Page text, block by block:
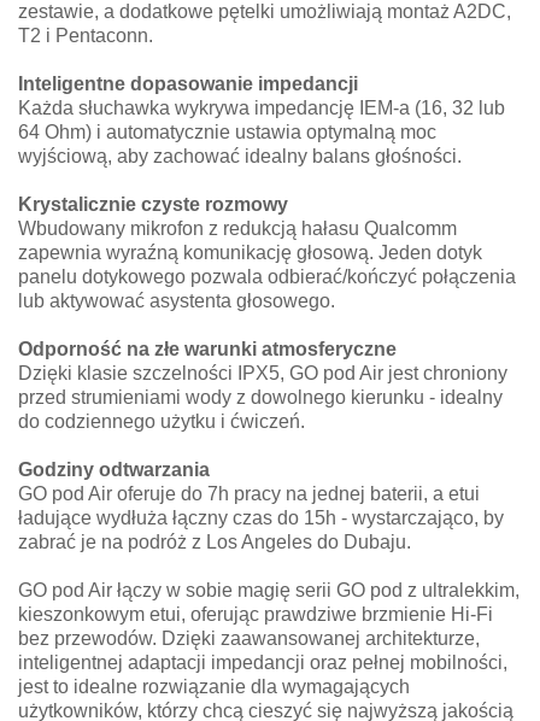
zestawie, a dodatkowe pętelki umożliwiają montaż A2DC,
T2 i Pentaconn.
Inteligentne dopasowanie impedancji
Każda słuchawka wykrywa impedancję IEM-a (16, 32 lub
64 Ohm) i automatycznie ustawia optymalną moc
wyjściową, aby zachować idealny balans głośności.
Krystalicznie czyste rozmowy
Wbudowany mikrofon z redukcją hałasu Qualcomm
zapewnia wyraźną komunikację głosową. Jeden dotyk
panelu dotykowego pozwala odbierać/kończyć połączenia
lub aktywować asystenta głosowego.
Odporność na złe warunki atmosferyczne
Dzięki klasie szczelności IPX5, GO pod Air jest chroniony
przed strumieniami wody z dowolnego kierunku - idealny
do codziennego użytku i ćwiczeń.
Godziny odtwarzania
GO pod Air oferuje do 7h pracy na jednej baterii, a etui
ładujące wydłuża łączny czas do 15h - wystarczająco, by
zabrać je na podróż z Los Angeles do Dubaju.
GO pod Air łączy w sobie magię serii GO pod z ultralekkim,
kieszonkowym etui, oferując prawdziwe brzmienie Hi-Fi
bez przewodów. Dzięki zaawansowanej architekturze,
inteligentnej adaptacji impedancji oraz pełnej mobilności,
jest to idealne rozwiązanie dla wymagających
użytkowników, którzy chcą cieszyć się najwyższą jakością